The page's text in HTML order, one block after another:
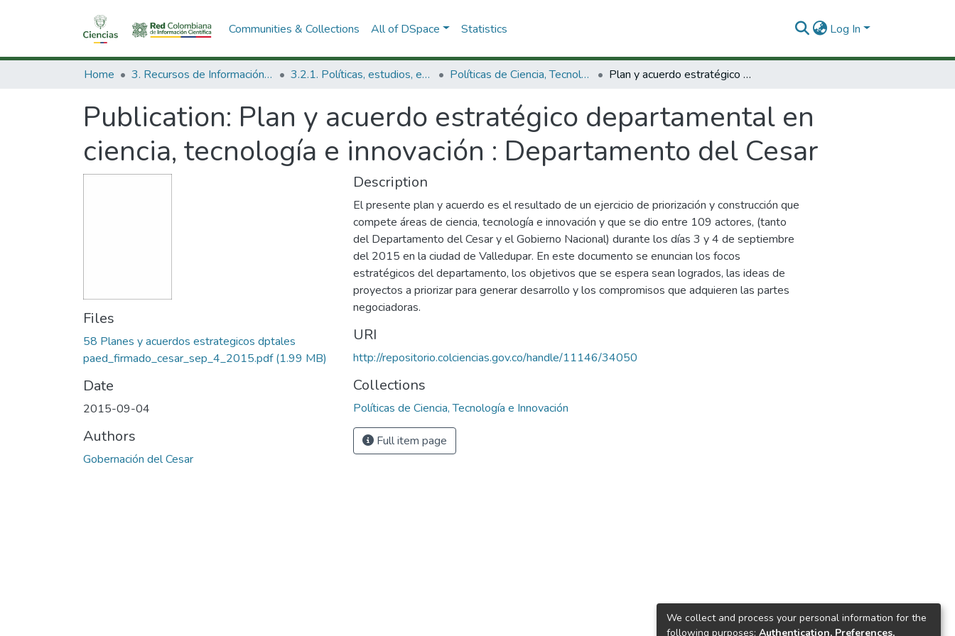
Communities & Collections All of DSpace Statistics Log In
Home 3. Recursos de Información Científica y Tecnológica 3.2.1. Políticas, estudios, evaluaciones e indicadores de CTeI Políticas de Ciencia, Tecnología e Innovación Plan y acuerdo estratégico departamental en ciencia, tecnología e innovación : Departamento del Cesar
Publication: Plan y acuerdo estratégico departamental en
ciencia, tecnología e innovación : Departamento del Cesar
Files
58 Planes y acuerdos estrategicos dptales
paed_firmado_cesar_sep_4_2015.pdf(1.99 MB)
Date
2015-09-04
Authors
Gobernación del Cesar
Description
El presente plan y acuerdo es el resultado de un ejercicio de priorización y construcción que
compete áreas de ciencia, tecnología e innovación y que se dio entre 109 actores, (tanto
del Departamento del Cesar y el Gobierno Nacional) durante los días 3 y 4 de septiembre
del 2015 en la ciudad de Valledupar. En este documento se enuncian los focos
estratégicos del departamento, los objetivos que se espera sean logrados, las ideas de
proyectos a priorizar para generar desarrollo y los compromisos que adquieren las partes
negociadoras.
URI
http://repositorio.colciencias.gov.co/handle/11146/34050
Collections
Políticas de Ciencia, Tecnología e Innovación
Full item page
We collect and process your personal information for the
following purposes: Authentication, Preferences,